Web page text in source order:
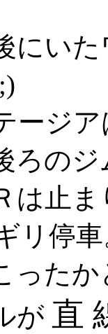
にい
ージ
ろの
は止
リ停
った
が 直